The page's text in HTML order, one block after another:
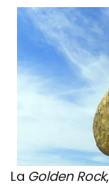
La Golden Rock